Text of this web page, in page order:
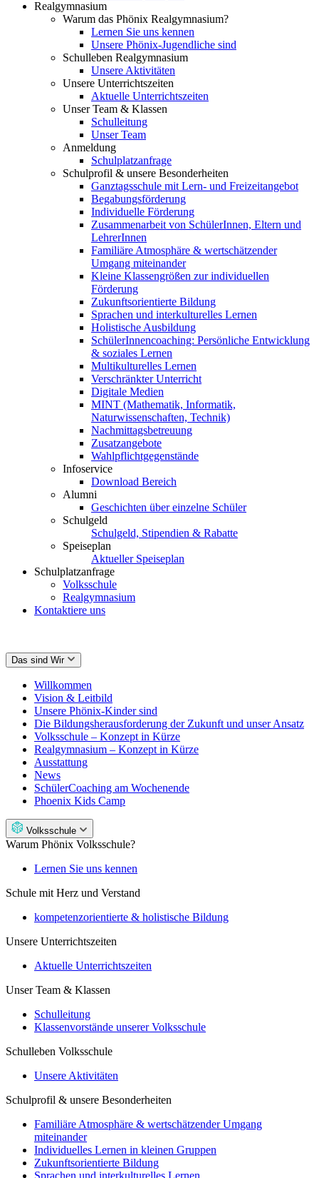
Realgymnasium
Warum das Phönix Realgymnasium?
Lernen Sie uns kennen
Unsere Phönix-Jugendliche sind
Schulleben Realgymnasium
Unsere Aktivitäten
Unsere Unterrichtszeiten
Aktuelle Unterrichtszeiten
Unser Team & Klassen
Schulleitung
Unser Team
Anmeldung
Schulplatzanfrage
Schulprofil & unsere Besonderheiten
Ganztagsschule mit Lern- und Freizeitangebot
Begabungsförderung
Individuelle Förderung
Zusammenarbeit von SchülerInnen, Eltern und
LehrerInnen
Familiäre Atmosphäre & wertschätzender
Umgang miteinander
Kleine Klassengrößen zur individuellen
Förderung
Zukunftsorientierte Bildung
Sprachen und interkulturelles Lernen
Holistische Ausbildung
SchülerInnencoaching: Persönliche Entwicklung
& soziales Lernen
Multikulturelles Lernen
Verschränkter Unterricht
Digitale Medien
MINT (Mathematik, Informatik,
Naturwissenschaften, Technik)
Nachmittagsbetreuung
Zusatzangebote
Wahlpflichtgegenstände
Infoservice
Download Bereich
Alumni
Geschichten über einzelne Schüler
Schulgeld
Schulgeld, Stipendien & Rabatte
Speiseplan
Aktueller Speiseplan
Schulplatzanfrage
Volksschule
Realgymnasium
Kontaktiere uns
Das sind Wir
Willkommen
Vision & Leitbild
Unsere Phönix-Kinder sind
Die Bildungsherausforderung der Zukunft und unser Ansatz
Volksschule – Konzept in Kürze
Realgymnasium – Konzept in Kürze
Ausstattung
News
SchülerCoaching am Wochenende
Phoenix Kids Camp
Volksschule
Warum Phönix Volksschule?
Lernen Sie uns kennen
Schule mit Herz und Verstand
kompetenzorientierte & holistische Bildung
Unsere Unterrichtszeiten
Aktuelle Unterrichtszeiten
Unser Team & Klassen
Schulleitung
Klassenvorstände unserer Volksschule
Schulleben Volksschule
Unsere Aktivitäten
Schulprofil & unsere Besonderheiten
Familiäre Atmosphäre & wertschätzender Umgang
miteinander
Individuelles Lernen in kleinen Gruppen
Zukunftsorientierte Bildung
Sprachen und interkulturelles Lernen